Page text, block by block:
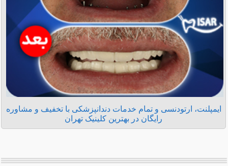
ایمپلنت، ارتودنسی و تمام خدمات دندانپزشکی با تخفیف و مشاوره
رایگان در بهترین کلینیک تهران